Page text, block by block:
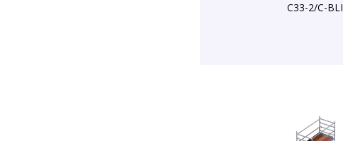
C33-2/C-BLI